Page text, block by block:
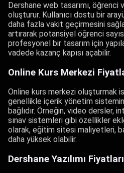
Dershane web tasarımı, öğrenci
oluşturur. Kullanıcı dostu bir
daha fazla vakit geçirmesini
artırarak potansiyel öğrenci
profesyonel bir tasarım için
vadede kazanç kapısı açabilir.
Online Kurs Merkezi
Online kurs merkezi oluşturmak
genellikle içerik yönetim
bağlıdır. Örneğin, video dersler,
sınav sistemleri gibi özellikler
olarak, eğitim sitesi maliyetleri,
daha yüksek olabilir.
Dershane Yazılımı Fiyatları